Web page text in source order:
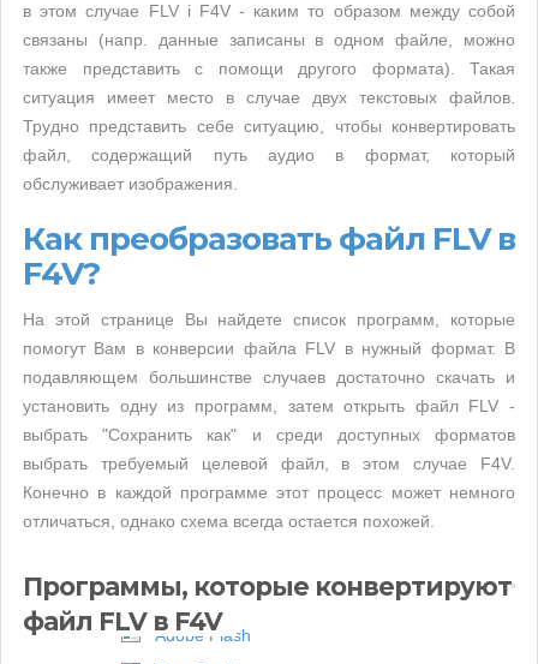
в этом случае FLV i F4V - каким то образом между собой
связаны (напр. данные записаны в одном файле, можно
также представить с помощи другого формата). Такая
ситуация имеет место в случае двух текстовых файлов.
Трудно представить себе ситуацию, чтобы конвертировать
файл, содержащий путь аудио в формат, который
обслуживает изображения.
Как преобразовать файл FLV в
F4V?
На этой странице Вы найдете список программ, которые
помогут Вам в конверсии файла FLV в нужный формат. В
подавляющем большинстве случаев достаточно скачать и
установить одну из программ, затем открыть файл FLV -
выбрать "Сохранить как" и среди доступных форматов
выбрать требуемый целевой файл, в этом случае F4V.
Конечно в каждой программе этот процесс может немного
отличаться, однако схема всегда остается похожей.
Программы, которые конвертируют
файл FLV в F4V
Adobe Flash